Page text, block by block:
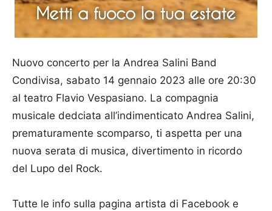
Nuovo concerto per la Andrea Salini Band
Condivisa, sabato 14 gennaio 2023 alle ore 20:30
al teatro Flavio Vespasiano. La compagnia
musicale dedciata all’indimenticato Andrea Salini,
prematuramente scomparso, ti aspetta per una
nuova serata di musica, divertimento in ricordo
del Lupo del Rock.
Tutte le info sulla pagina artista di Facebook e